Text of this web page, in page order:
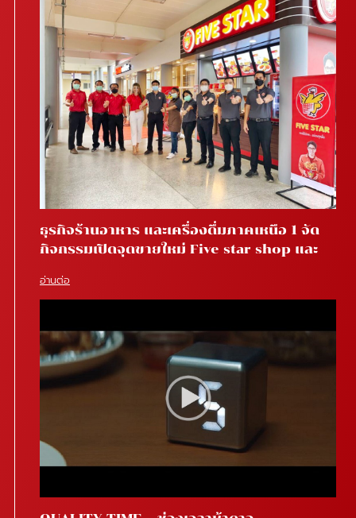
ธุรกิจร้านอาหาร และเครื่องดื่มภาคเหนือ 1 จัด
กิจกรรมเปิดจุดขายใหม่ Five star shop และ
อ่านต่อ